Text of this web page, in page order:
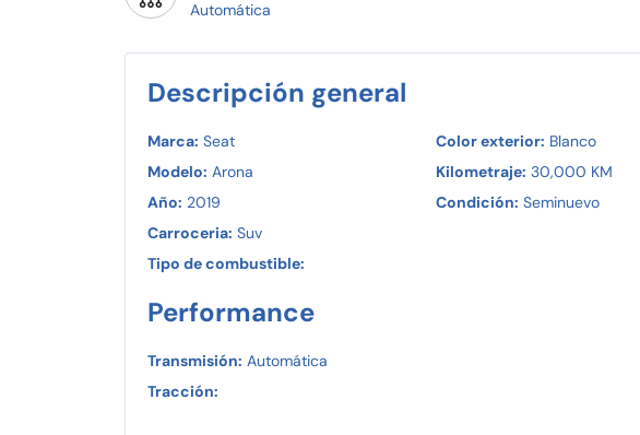
Automática
Descripción general
Marca: Seat
Modelo: Arona
Año: 2019
Carroceria: Suv
Tipo de combustible:
Color exterior: Blanco
Kilometraje: 30,000 KM
Condición: Seminuevo
Performance
Transmisión: Automática
Tracción: